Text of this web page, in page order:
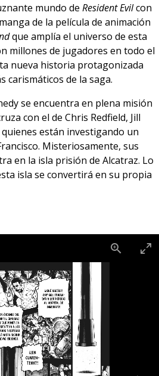
mundo de Resident Evilcon
de la película de animación
que amplía el universo de esta
millones de jugadores en todo el
nueva historia protagonizada
carismáticos de la saga.
se encuentra en plena misión
con el de Chris Redfield, Jill
están investigando un
Misteriosamente, sus
en la isla prisión de Alcatraz. Lo
isla se convertirá en su propia